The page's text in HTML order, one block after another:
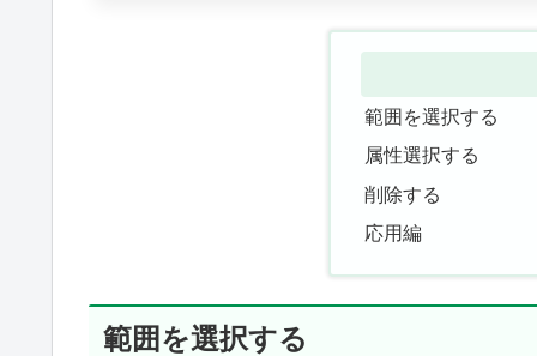
範囲を選択する
属性選択する
削除する
応用編
範囲を選択する